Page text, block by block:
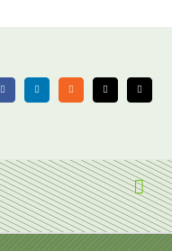
FacebookLinkedIn Rss X Email